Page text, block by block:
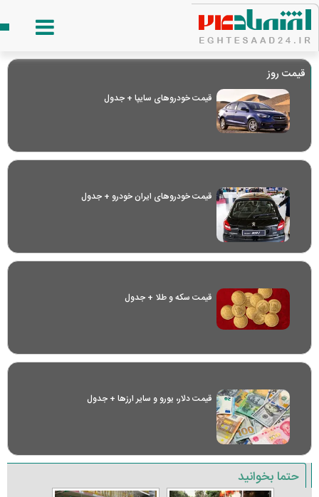
قیمت روز
قیمت خودرو‌های سایپا + جدول
قیمت خودرو‌های ایران خودرو + جدول
قیمت سکه و طلا + جدول
قیمت دلار، یورو و سایر ارز‌ها + جدول
حتما بخوانید